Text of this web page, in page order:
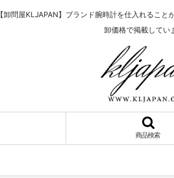
【卸問屋KLJAPAN】ブランド腕時計を仕入れること
卸価格で掲載してい
商品検索